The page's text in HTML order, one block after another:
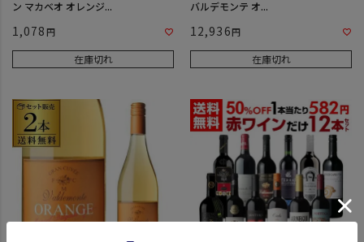
ン マカベオ オレンジ...
1,078
在庫切れ
バルデモンテ オ...
12,936
在庫切れ